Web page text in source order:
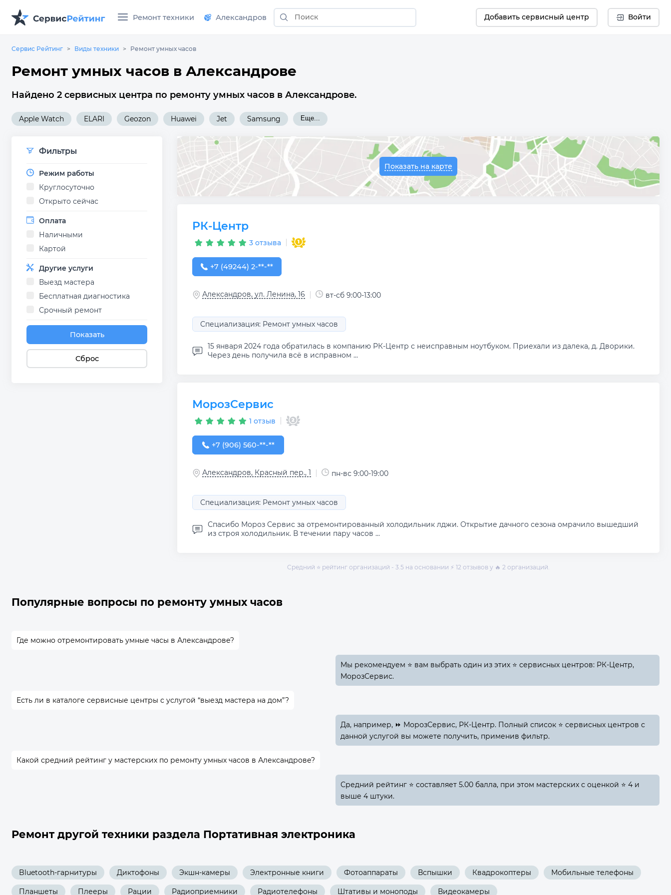
Ремонт техники Александров Добавить сервисный центр Войти
Сервис Рейтинг Виды техники Ремонт умных часов
Ремонт умных часов в Александрове
Найдено 2 сервисных центра по ремонту умных часов в Александрове.
Apple Watch ELARI Geozon Huawei Jet Samsung Еще...
Фильтры
Режим работы
Круглосуточно
Открыто сейчас
Оплата
Наличными
Картой
Другие услуги
Выезд мастера
Бесплатная диагностика
Срочный ремонт
Показать
Сброс
Показать на карте
РК-Центр
3 отзыва
+7 (49244) 2-04-61
+7 (49244) 2-**-**
Александров, ул. Ленина, 16 вт-сб 9:00-13:00
Специализация: Ремонт умных часов
15 января 2024 года обратилась в компанию РК-Центр с неисправным ноутбуком. Приехали из далека, д. Дворики.
Через день получила всё в исправном ...
МорозСервис
1 отзыв
+7 (906) 560-00-84
+7 (906) 560-**-**
Александров, Красный пер., 1 пн-вс 9:00-19:00
Специализация: Ремонт умных часов
Спасибо Мороз Сервис за отремонтированный холодильник лджи. Открытие дачного сезона омрачило вышедший
из строя холодильник. В течении пару часов ...
Средний ⭐ рейтинг организаций - 3.5 на основании ⚡ 12 отзывов у 🔥 2 организаций.
Популярные вопросы по ремонту умных часов
Где можно отремонтировать умные часы в Александрове?
Мы рекомендуем ⭐ вам выбрать один из этих ⭐ сервисных центров: РК-Центр,
МорозСервис.
Есть ли в каталоге сервисные центры с услугой “выезд мастера на дом”?
Да, например, ⏩ МорозСервис, РК-Центр. Полный список ⭐ сервисных центров с
данной услугой вы можете получить, применив фильтр.
Какой средний рейтинг у мастерских по ремонту умных часов в Александрове?
Средний рейтинг ⭐ составляет 5.00 балла, при этом мастерских с оценкой ⭐ 4 и
выше 4 штуки.
Ремонт другой техники раздела Портативная электроника
Bluetooth-гарнитуры Диктофоны Экшн-камеры Электронные книги Фотоаппараты Вспышки Квадрокоптеры Мобильные телефоны
Планшеты Плееры Рации Радиоприемники Радиотелефоны Штативы и моноподы Видеокамеры